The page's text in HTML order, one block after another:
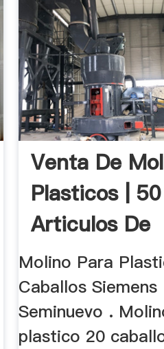
Venta De
Plasticos | 50
Articulos De
Segunda
Molino Para
Caballos Siemens
Seminuevo .
plastico 20